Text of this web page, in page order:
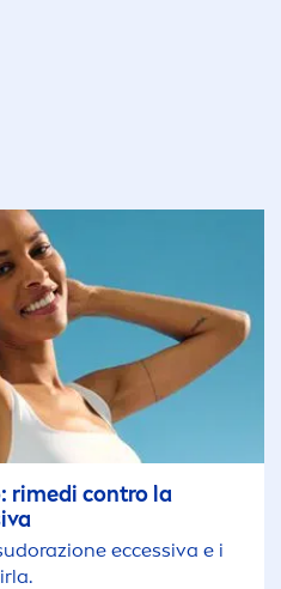
rimedi contro la
eccessiva e i